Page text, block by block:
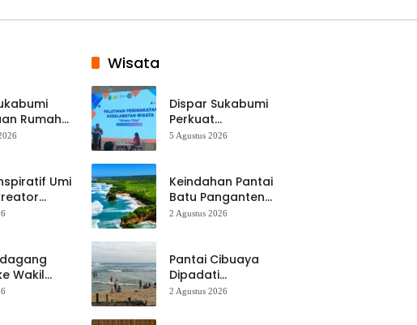
Rumah
Akik
Umi
Wakil
H.
Wisata
Dispar Sukabumi
Perkuat
Keselamatan
Mitigasi hingga
Teknik Evakuasi
5 Agustus 2026
Keindahan Pantai
Batu Panganten
Mulai Dilirik
2 Agustus 2026
Pantai Cibuaya
Dipadati
Wisatawan,
2 Agustus 2026